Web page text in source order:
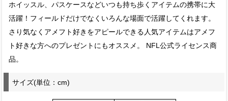
ホイッスル、パスケースなどいつも持ち歩くアイテムの携帯に大
活躍！フィールドだけでなくいろんな場面で活躍してくれます。
さり気なくアメフト好きをアピールできる人気アイテムはアメフ
ト好きな方へのプレゼントにもオススメ。 NFL公式ライセンス商
品。
サイズ(単位：cm)